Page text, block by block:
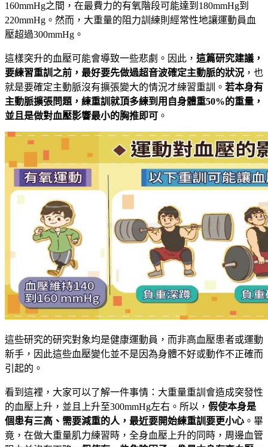
160mmHg之間，在最費力的有氧階段可能達到180mmHg到
220mmHg。然而，大重量的阻力訓練則經常性地讓運動員血
壓超過300mmHg。
這樣突升的血壓可能會導致一些悲劇。因此， 這篇研究建議，
要練習重訓之前，最好要先做過超音波確定主動脈的狀況 ，也
就是要確定主動脈沒有擴張變大的情況才練習重訓。 若本身有
主動脈擴張問題，練重訓就頂多練到用自身體重50%的重量，
並且是做對血壓影響最小的胸推即可 。
這些研究的研究對象均是健康運動員，而非高血壓患者或運動
新手，因此這些血壓變化並不是因為身體不好或動作不正確而
引起的。
看到這裡，大家可以了解一件事情：大重量重訓會造成突發性
的血壓上升，並且上升至300mmHg左右。所以， 假使本身是
個患有三高、需要減重的人，最近要開始練重訓要更小心 。畢
竟，在做大重量肌力練習時，全身血壓上升的同時，周邊血管